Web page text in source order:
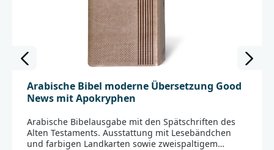
Arabische Bibel moderne Übersetzung Good
News mit Apokryphen
Arabische Bibelausgabe mit den Spätschriften des
Alten Testaments. Ausstattung mit Lesebändchen
und farbigen Landkarten sowie zweispaltigem